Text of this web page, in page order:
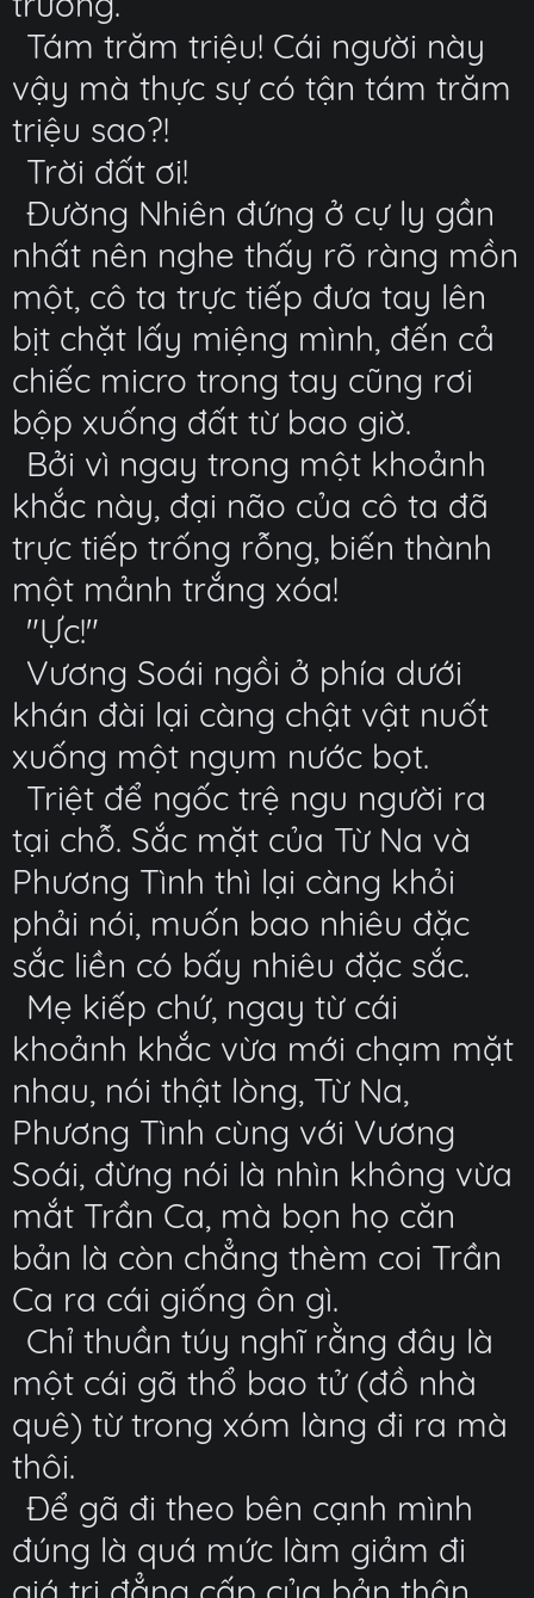
Tám trăm triệu! Cái người này
vậy mà thực sự có tận tám trăm
triệu sao?!
Trời đất ơi!
Đường Nhiên đứng ở cự ly gần
nhất nên nghe thấy rõ ràng mồn
một, cô ta trực tiếp đưa tay lên
bịt chặt lấy miệng mình, đến cả
chiếc micro trong tay cũng rơi
bộp xuống đất từ bao giờ.
Bởi vì ngay trong một khoảnh
khắc này, đại não của cô ta đã
trực tiếp trống rỗng, biến thành
một mảnh trắng xóa!
"Ực!"
Vương Soái ngồi ở phía dưới
khán đài lại càng chật vật nuốt
xuống một ngụm nước bọt.
Triệt để ngốc trệ ngu người ra
tại chỗ. Sắc mặt của Từ Na và
Phương Tình thì lại càng khỏi
phải nói, muốn bao nhiêu đặc
sắc liền có bấy nhiêu đặc sắc.
Mẹ kiếp chứ, ngay từ cái
khoảnh khắc vừa mới chạm mặt
nhau, nói thật lòng, Từ Na,
Phương Tình cùng với Vương
Soái, đừng nói là nhìn không vừa
mắt Trần Ca, mà bọn họ căn
bản là còn chẳng thèm coi Trần
Ca ra cái giống ôn gì.
Chỉ thuần túy nghĩ rằng đây là
một cái gã thổ bao tử (đồ nhà
quê) từ trong xóm làng đi ra mà
thôi.
Để gã đi theo bên cạnh mình
đúng là quá mức làm giảm đi